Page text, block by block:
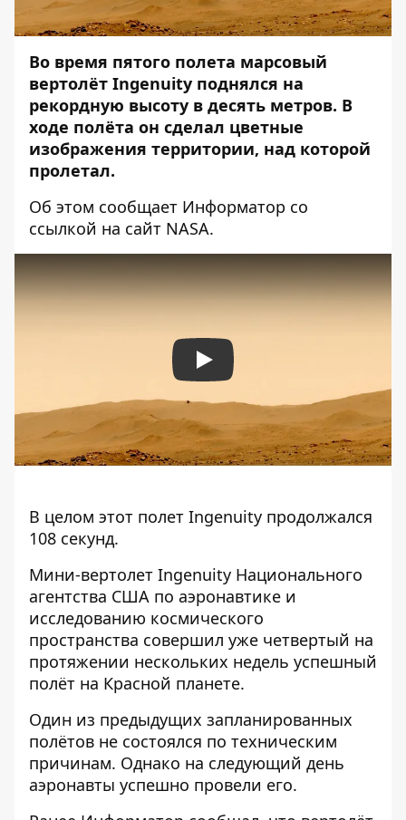
Во время пятого полета марсовый
вертолёт Ingenuity поднялся на
рекордную высоту в десять метров. В
ходе полёта он сделал цветные
изображения территории, над которой
пролетал.
Об этом сообщает Информатор со
ссылкой на сайт NASA.
Play
В целом этот полет Ingenuity продолжался
108 секунд.
Мини-вертолет Ingenuity Национального
агентства США по аэронавтике и
исследованию космического
пространства совершил уже четвертый на
протяжении нескольких недель успешный
полёт на Красной планете.
Один из предыдущих запланированных
полётов не состоялся по техническим
причинам. Однако на следующий день
аэронавты успешно провели его.